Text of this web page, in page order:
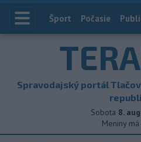
Index
Šport Počasie
Spravodajský portál
Sobota 8.
Meniny má